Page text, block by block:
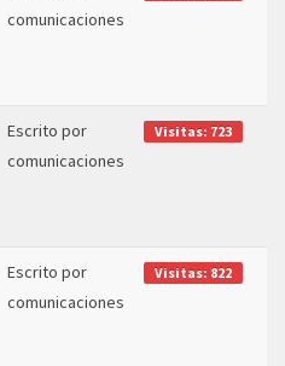
comunicaciones
Escrito por
comunicaciones
Visitas: 723
Escrito por
comunicaciones
Visitas: 822